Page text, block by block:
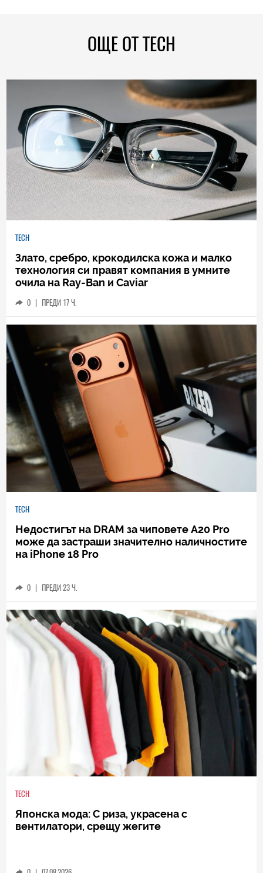
ОЩЕ ОТ TECH
TECH
Злато, сребро, крокодилска кожа и малко
технология си правят компания в умните
очила на Ray-Ban и Caviar
0 | ПРЕДИ 17 Ч.
TECH
Недостигът на DRAM за чиповете A20 Pro
може да застраши значително наличностите
на iPhone 18 Pro
0 | ПРЕДИ 23 Ч.
TECH
Японска мода: С риза, украсена с
вентилатори, срещу жегите